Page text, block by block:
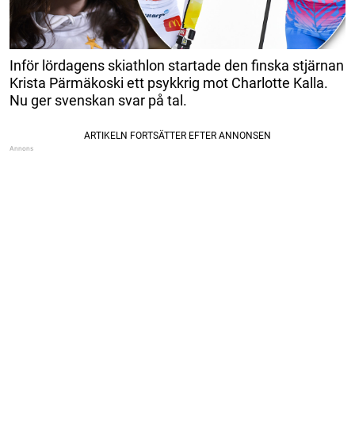
Inför lördagens skiathlon startade den finska stjärnan
Krista Pärmäkoski ett psykkrig mot Charlotte Kalla.
Nu ger svenskan svar på tal.